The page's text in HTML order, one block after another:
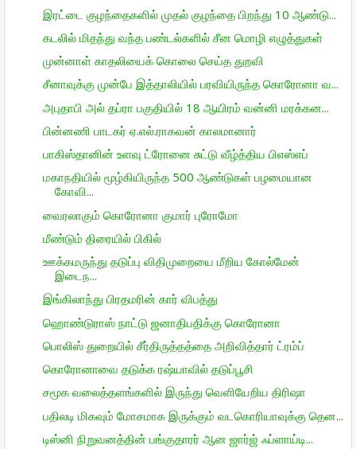
இரட்டை குழந்தைகளில் முதல் குழந்தை பிறந்து 10 ஆண்டு...
கடலில் மிதந்து வந்த பண்டல்களில் சீன மொழி எழுத்துகள்
முன்னாள் காதலியைக் கொலை செய்த துறவி
சீனாவுக்கு முன்பே இத்தாலியில் பரவியிருந்த கொரோனா வ...
அபுதாபி அல் தப்ரா பகுதியில் 18 ஆயிரம் வன்னி மரக்கன...
பின்னணி பாடகர் ஏ.எல்.ராகவன் காலமானார்
பாகிஸ்தானின் உளவு ட்ரோனை சுட்டு வீழ்த்திய பிஎஸ்எப்
மகாநதியில் மூழ்கியிருந்த 500 ஆண்டுகள் பழமையான
கோவி...
வைரலாகும் கொரோனா குமார் புரோமோ
மீண்டும் திரையில் பிகில்
ஊக்கமருந்து தடுப்பு விதிமுறையை மீறிய கோல்மேன்
இடைந...
இங்கிலாந்து பிரதமரின் கார் விபத்து
ஹொண்டுராஸ் நாட்டு ஜனாதிபதிக்கு கொரோனா
பொலிஸ் துறையில் சீர்திருத்தத்தை அறிவித்தார் ட்ரம்ப்
கொரோனாவை தடுக்க ரஷ்யாவில் தடுப்பூசி
சமூக வலைத்தளங்களில் இருந்து வெளியேறிய திரிஷா
பதிலடி மிகவும் மோசமாக இருக்கும் வடகொரியாவுக்கு தென...
டிஸ்னி நிறுவனத்தின் பங்குதாரர் ஆன ஜார்ஜ் ஃப்ளாய்டி...